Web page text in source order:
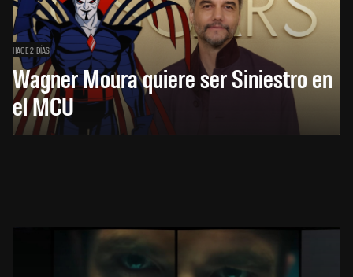
HACE 2 DÍAS
Wagner Moura quiere ser Siniestro en
el MCU